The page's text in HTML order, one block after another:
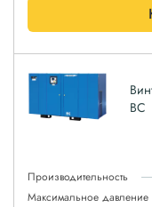
ВС
Производительность
Максимальное давление